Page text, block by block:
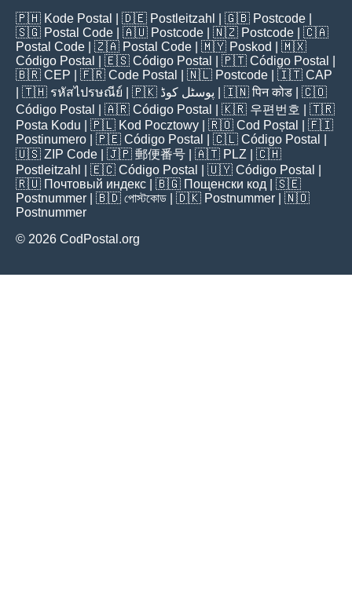
🇵🇭 Kode Postal | 🇩🇪 Postleitzahl | 🇬🇧 Postcode
🇸🇬 Postal Code | 🇦🇺 Postcode | 🇳🇿 Postcode | 🇨🇦
Postal Code | 🇿🇦 Postal Code | 🇲🇾 Poskod
| 🇲🇽
Código Postal
| 🇪🇸 Código Postal | 🇵🇹 Código Postal
🇧🇷 CEP | 🇫🇷 Code Postal | 🇳🇱 Postcode | 🇮🇹 CAP
| 🇹🇭 รหัสไปรษณีย์ | 🇵🇰 پوسٹل کوڈ | 🇮🇳पिन कोड | 🇨🇴
Código Postal
| 🇦🇷 Código Postal | 🇰🇷 우편번호
| 🇹🇷
Posta Kodu | 🇵🇱 Kod Pocztowy | 🇷🇴 Cod Poștal
| 🇫🇮
Postinumero | 🇵🇪 Código Postal | 🇨🇱 Código Postal
🇺🇸 ZIP Code | 🇯🇵 郵便番号 | 🇦🇹 PLZ | 🇨🇭
Postleitzahl
| 🇪🇨 Código Postal | 🇺🇾 Código Postal
🇷🇺 Почтовый индекс | 🇧🇬 Пощенски код | 🇸🇪
Postnummer | 🇧🇩 পোস্টকোড | 🇩🇰 Postnummer | 🇳🇴
Postnummer
© 2026 CodPostal.org